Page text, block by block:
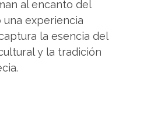
al encanto del
experiencia
la esencia del
y la tradición